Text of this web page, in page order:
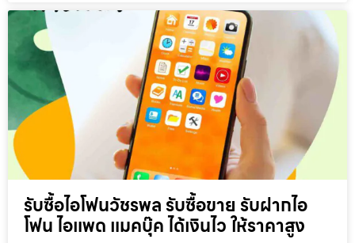
รับซื้อไอโฟนวัชรพล รับซื้อขาย รับฝากไอ
โฟน ไอแพด แมคบุ๊ค ได้เงินไว ให้ราคาสูง